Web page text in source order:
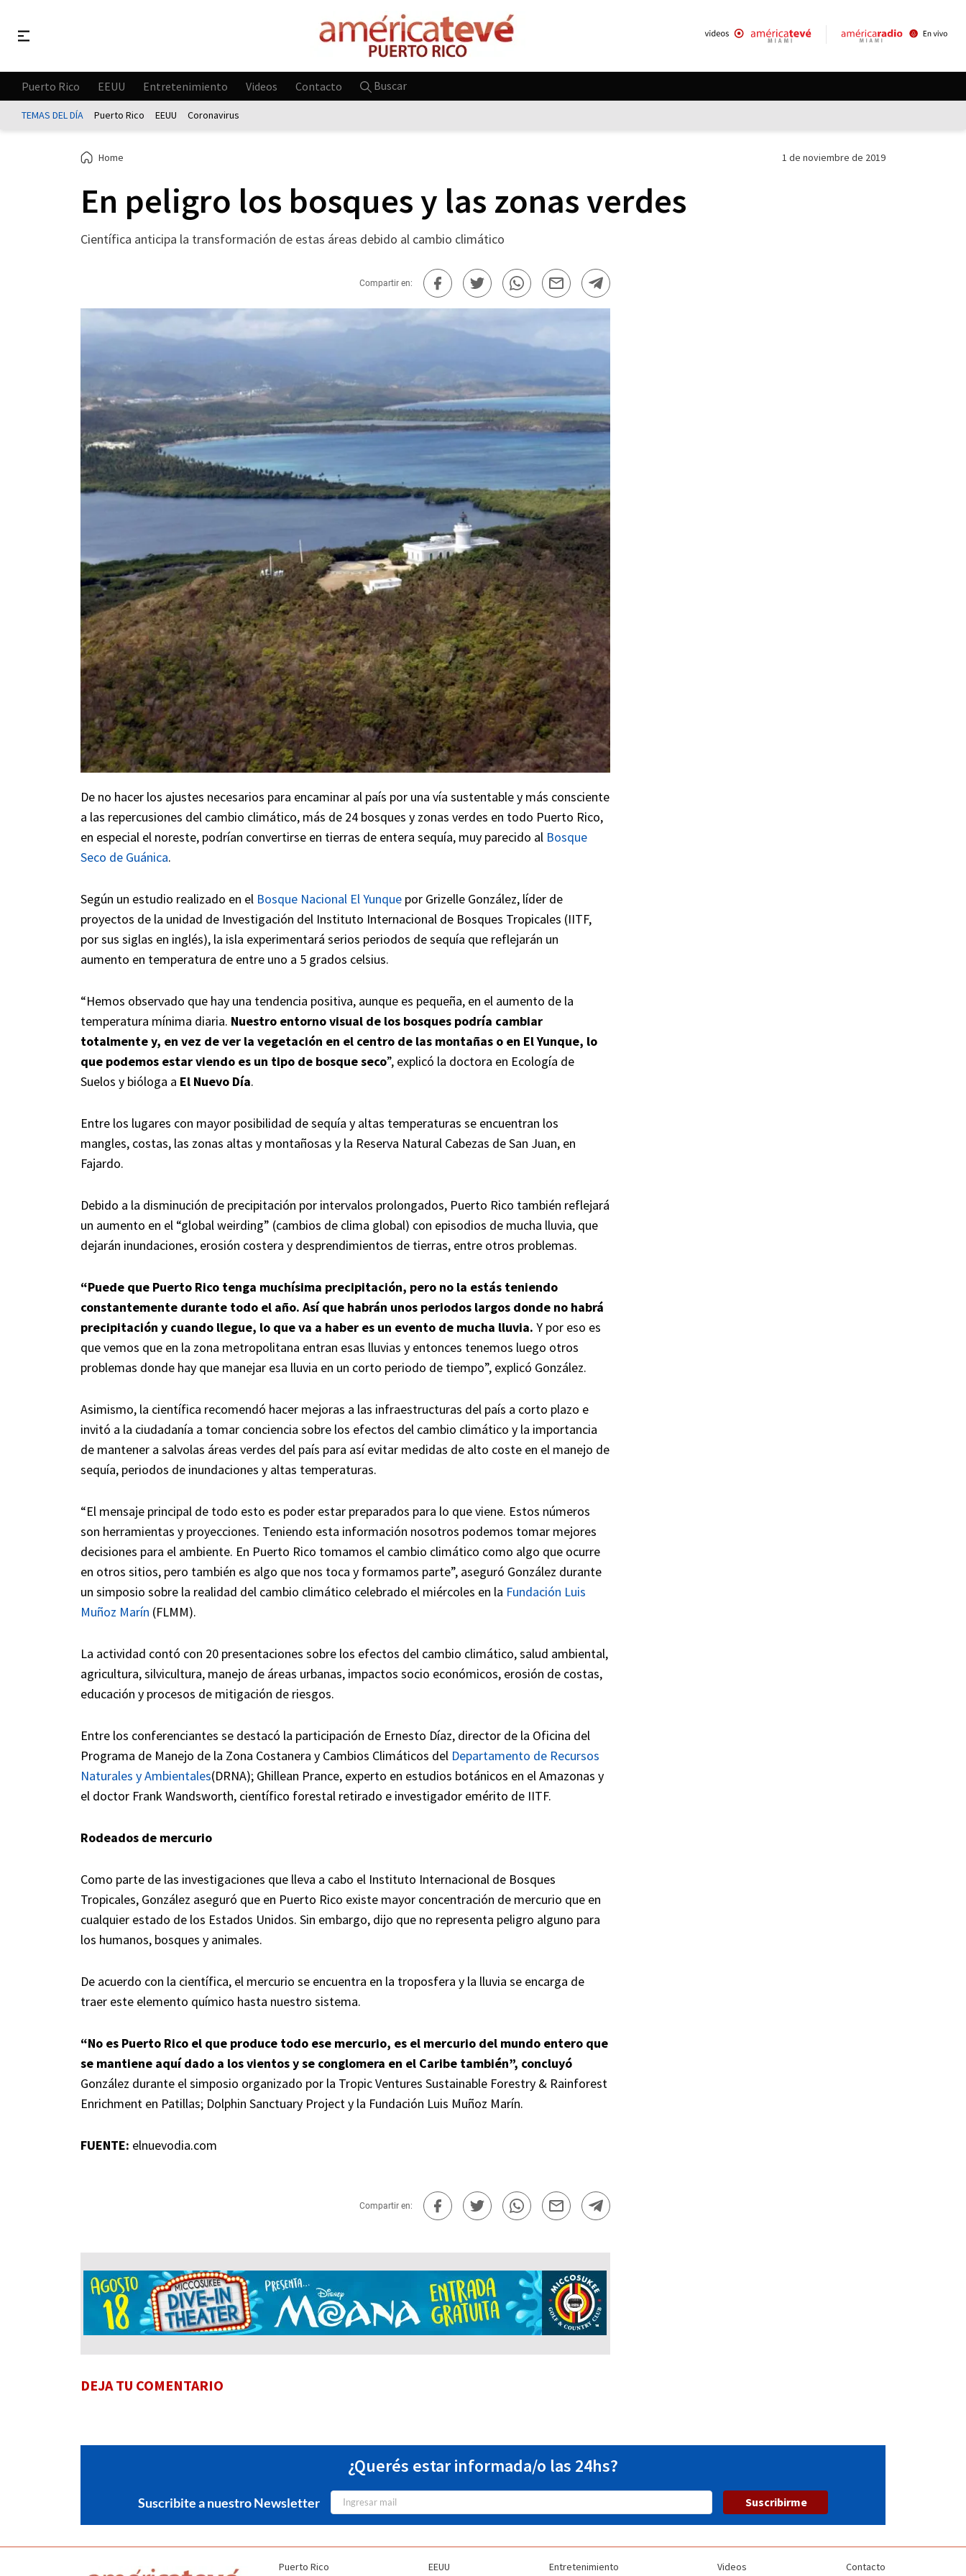
Puerto Rico EEUU Entretenimiento Videos Contacto Buscar
TEMAS DEL DÍA Puerto Rico EEUU Coronavirus
Home 1 de noviembre de 2019
En peligro los bosques y las zonas verdes
Científica anticipa la transformación de estas áreas debido al cambio climático
Compartir en:
De no hacer los ajustes necesarios para encaminar al país por una vía sustentable y más consciente
a las repercusiones del cambio climático, más de 24 bosques y zonas verdes en todo Puerto Rico,
en especial el noreste, podrían convertirse en tierras de entera sequía, muy parecido al Bosque
Seco de Guánica.
Según un estudio realizado en el Bosque Nacional El Yunque por Grizelle González, líder de
proyectos de la unidad de Investigación del Instituto Internacional de Bosques Tropicales (IITF,
por sus siglas en inglés), la isla experimentará serios periodos de sequía que reflejarán un
aumento en temperatura de entre uno a 5 grados celsius.
“Hemos observado que hay una tendencia positiva, aunque es pequeña, en el aumento de la
temperatura mínima diaria. Nuestro entorno visual de los bosques podría cambiar
totalmente y, en vez de ver la vegetación en el centro de las montañas o en El Yunque, lo
que podemos estar viendo es un tipo de bosque seco”, explicó la doctora en Ecología de
Suelos y bióloga a El Nuevo Día.
Entre los lugares con mayor posibilidad de sequía y altas temperaturas se encuentran los
mangles, costas, las zonas altas y montañosas y la Reserva Natural Cabezas de San Juan, en
Fajardo.
Debido a la disminución de precipitación por intervalos prolongados, Puerto Rico también reflejará
un aumento en el “global weirding” (cambios de clima global) con episodios de mucha lluvia, que
dejarán inundaciones, erosión costera y desprendimientos de tierras, entre otros problemas.
“Puede que Puerto Rico tenga muchísima precipitación, pero no la estás teniendo
constantemente durante todo el año. Así que habrán unos periodos largos donde no habrá
precipitación y cuando llegue, lo que va a haber es un evento de mucha lluvia. Y por eso es
que vemos que en la zona metropolitana entran esas lluvias y entonces tenemos luego otros
problemas donde hay que manejar esa lluvia en un corto periodo de tiempo”, explicó González.
Asimismo, la científica recomendó hacer mejoras a las infraestructuras del país a corto plazo e
invitó a la ciudadanía a tomar conciencia sobre los efectos del cambio climático y la importancia
de mantener a salvolas áreas verdes del país para así evitar medidas de alto coste en el manejo de
sequía, periodos de inundaciones y altas temperaturas.
“El mensaje principal de todo esto es poder estar preparados para lo que viene. Estos números
son herramientas y proyecciones. Teniendo esta información nosotros podemos tomar mejores
decisiones para el ambiente. En Puerto Rico tomamos el cambio climático como algo que ocurre
en otros sitios, pero también es algo que nos toca y formamos parte”, aseguró González durante
un simposio sobre la realidad del cambio climático celebrado el miércoles en la Fundación Luis
Muñoz Marín (FLMM).
La actividad contó con 20 presentaciones sobre los efectos del cambio climático, salud ambiental,
agricultura, silvicultura, manejo de áreas urbanas, impactos socio económicos, erosión de costas,
educación y procesos de mitigación de riesgos.
Entre los conferenciantes se destacó la participación de Ernesto Díaz, director de la Oficina del
Programa de Manejo de la Zona Costanera y Cambios Climáticos del Departamento de Recursos
Naturales y Ambientales(DRNA); Ghillean Prance, experto en estudios botánicos en el Amazonas y
el doctor Frank Wandsworth, científico forestal retirado e investigador emérito de IITF.
Rodeados de mercurio
Como parte de las investigaciones que lleva a cabo el Instituto Internacional de Bosques
Tropicales, González aseguró que en Puerto Rico existe mayor concentración de mercurio que en
cualquier estado de los Estados Unidos. Sin embargo, dijo que no representa peligro alguno para
los humanos, bosques y animales.
De acuerdo con la científica, el mercurio se encuentra en la troposfera y la lluvia se encarga de
traer este elemento químico hasta nuestro sistema.
“No es Puerto Rico el que produce todo ese mercurio, es el mercurio del mundo entero que
se mantiene aquí dado a los vientos y se conglomera en el Caribe también”, concluyó
González durante el simposio organizado por la Tropic Ventures Sustainable Forestry & Rainforest
Enrichment en Patillas; Dolphin Sanctuary Project y la Fundación Luis Muñoz Marín.
FUENTE: elnuevodia.com
Compartir en:
DEJA TU COMENTARIO
¿Querés estar informada/o las 24hs?
Suscribite a nuestro Newsletter Suscribirme
Puerto Rico EEUU Entretenimiento Videos Contacto